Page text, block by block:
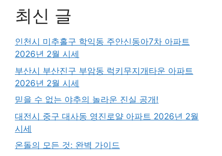
최신 글
인천시 미추홀구 학익동 주안신동아7차 아파트
2026년 2월 시세
부산시 부산진구 부암동 럭키무지개타운 아파트
2026년 2월 시세
믿을 수 없는 야추의 놀라운 진실 공개!
대전시 중구 대사동 영진로얄 아파트 2026년 2월
시세
온돌의 모든 것: 완벽 가이드